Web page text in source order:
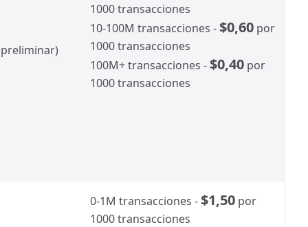
1000 transacciones
10-100M transacciones - $0,60 por
1000 transacciones
100M+ transacciones - $0,40 por
1000 transacciones
0-1M transacciones - $1,50 por
1000 transacciones